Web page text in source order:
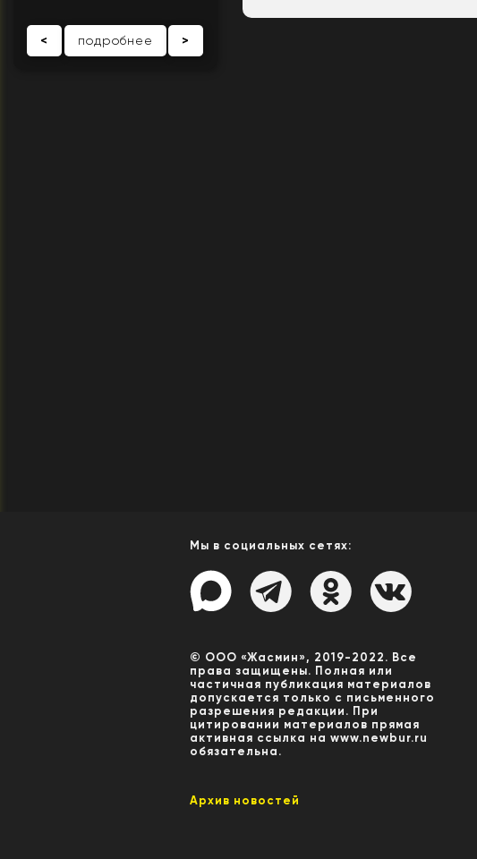
< подробнее >
Мы в социальных сетях:
© ООО «Жасмин», 2019-2022. Все
права защищены. Полная или
частичная публикация материалов
допускается только с письменного
разрешения редакции. При
цитировании материалов прямая
активная ссылка на www.newbur.ru
обязательна.
Архив новостей